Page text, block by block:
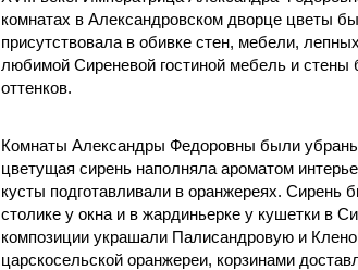
комнатах в Александровском дворце цветы
присутствовала в обивке стен, мебели,
любимой Сиреневой гостиной мебель и
оттенков.
Комнаты Александры Федоровны были
цветущая сирень наполняла ароматом
кусты подготавливали в оранжереях. Сирень
столике у окна и в жардиньерке у кушетки в
композиции украшали Палисандровую и
царскосельской оранжереи, корзинами